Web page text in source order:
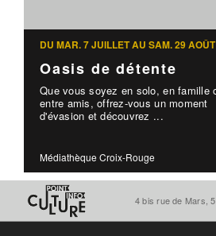
DU MAR. 7 JUILLET AU SAM. 29 AOÛT
Oasis de détente
Que vous soyez en solo, en famille
entre amis, offrez-vous un moment
d'évasion et découvrez ...
Médiathèque Croix-Rouge
4 bis rue de Mars,